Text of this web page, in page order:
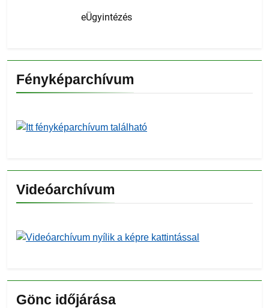
eÜgyintézés
Fényképarchívum
Videóarchívum
Gönc időjárása